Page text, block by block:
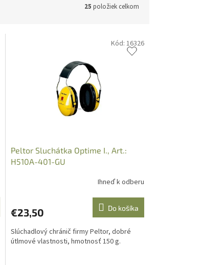
25 položiek celkom
Peltor Sluchátka Optime I., Art.:
H510A-401-GU
Ihneď k odberu
€23,50 Do košíka
Slúchadlový chránič firmy Peltor, dobré
útlmové vlastnosti, hmotnosť 150 g.
Kód: 16326